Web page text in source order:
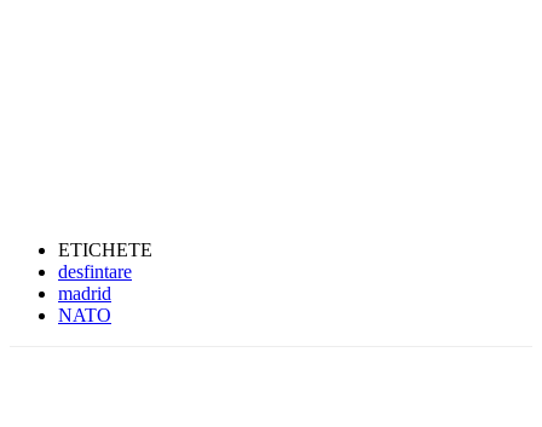
ETICHETE
desfintare
madrid
NATO